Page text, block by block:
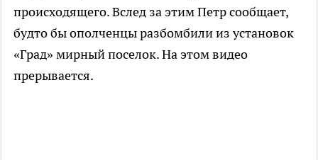
происходящего. Вслед за этим Петр сообщает,
будто бы ополченцы разбомбили из установок
«Град» мирный поселок. На этом видео
прерывается.